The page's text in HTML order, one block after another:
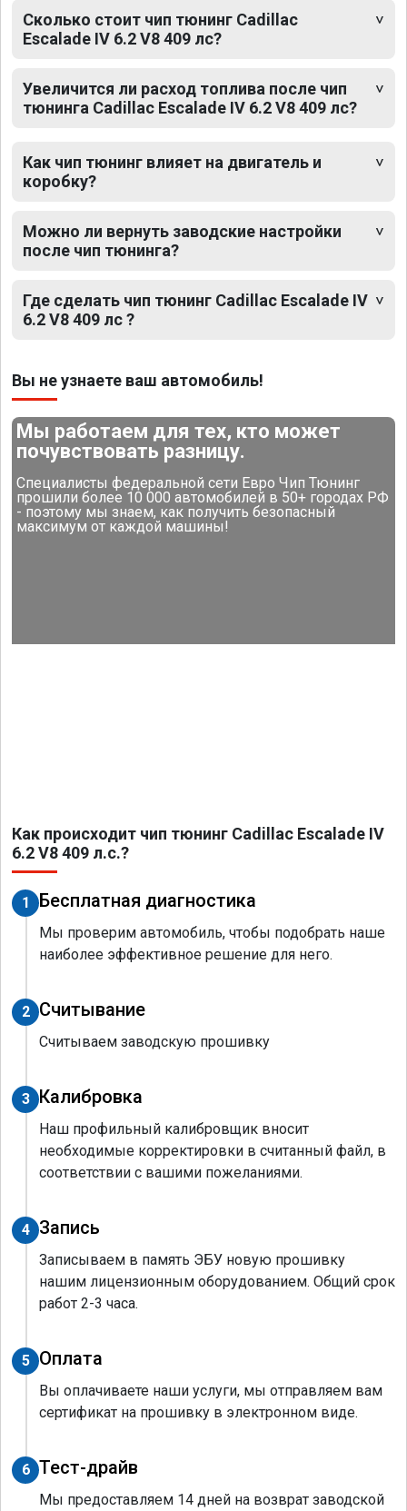
Сколько стоит чип тюнинг Cadillac
Escalade IV 6.2 V8 409 лс?
Увеличится ли расход топлива после чип
тюнинга Cadillac Escalade IV 6.2 V8 409 лс?
Как чип тюнинг влияет на двигатель и
коробку?
Можно ли вернуть заводские настройки
после чип тюнинга?
Где сделать чип тюнинг Cadillac Escalade IV
6.2 V8 409 лс ?
Вы не узнаете ваш автомобиль!
Мы работаем для тех, кто может
почувствовать разницу.
Специалисты федеральной сети Евро Чип Тюнинг
прошили более 10 000 автомобилей в 50+ городах РФ
- поэтому мы знаем, как получить безопасный
максимум от каждой машины!
Как происходит чип тюнинг Cadillac Escalade IV
6.2 V8 409 л.с.?
1 Бесплатная диагностика
Мы проверим автомобиль, чтобы подобрать наше
наиболее эффективное решение для него.
2 Считывание
Считываем заводскую прошивку
3 Калибровка
Наш профильный калибровщик вносит
необходимые корректировки в считанный файл, в
соответствии с вашими пожеланиями.
4 Запись
Записываем в память ЭБУ новую прошивку
нашим лицензионным оборудованием. Общий срок
работ 2-3 часа.
5 Оплата
Вы оплачиваете наши услуги, мы отправляем вам
сертификат на прошивку в электронном виде.
6 Тест-драйв
Мы предоставляем 14 дней на возврат заводской